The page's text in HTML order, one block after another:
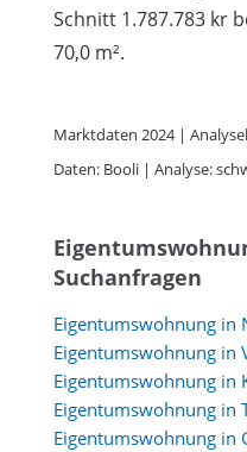
Schnitt 1.787.783 kr
70,0 m².
Marktdaten 2024 |
Daten: Booli | Analyse:
Suchanfragen
Eigentumswohnung in
Eigentumswohnung in
Eigentumswohnung in
Eigentumswohnung in
Eigentumswohnung in